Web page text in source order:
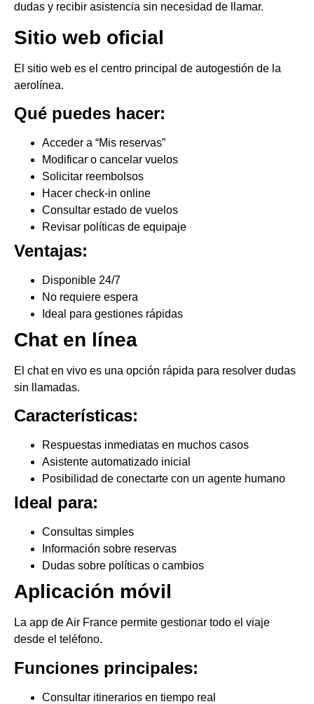
dudas y recibir asistencia sin necesidad de llamar.
Sitio web oficial
El sitio web es el centro principal de autogestión de la
aerolínea.
Qué puedes hacer:
Acceder a “Mis reservas”
Modificar o cancelar vuelos
Solicitar reembolsos
Hacer check-in online
Consultar estado de vuelos
Revisar políticas de equipaje
Ventajas:
Disponible 24/7
No requiere espera
Ideal para gestiones rápidas
Chat en línea
El chat en vivo es una opción rápida para resolver dudas
sin llamadas.
Características:
Respuestas inmediatas en muchos casos
Asistente automatizado inicial
Posibilidad de conectarte con un agente humano
Ideal para:
Consultas simples
Información sobre reservas
Dudas sobre políticas o cambios
Aplicación móvil
La app de Air France permite gestionar todo el viaje
desde el teléfono.
Funciones principales:
Consultar itinerarios en tiempo real